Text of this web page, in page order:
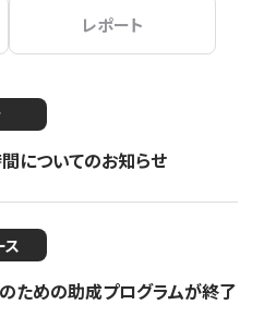
レポート
についてのお知らせ
ス
ための助成プログラムが終了